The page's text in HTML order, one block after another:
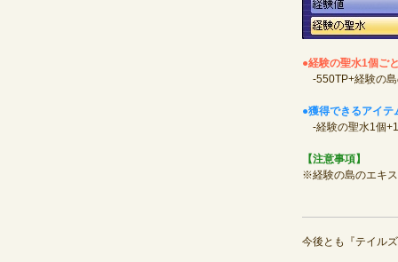
●経験の聖水1個ご
‐550TP+経験の
●獲得できるアイテ
‐経験の聖水1個
【注意事項】
※経験の島のエキ
今後とも『テイル